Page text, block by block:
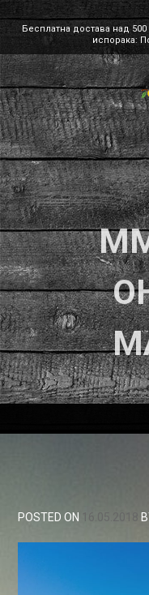
Бесплатна достава над
испорака:
POSTED ON 16.05.2018